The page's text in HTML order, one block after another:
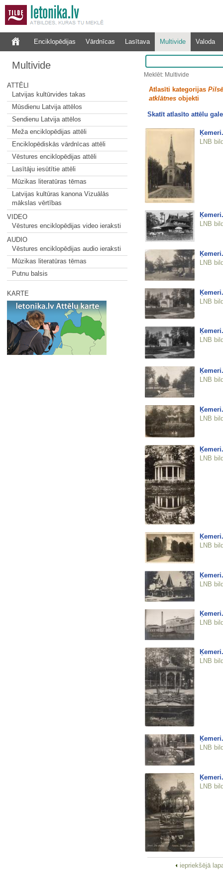
Enciklopēdijas Vārdnīcas Lasītava Multivide Valoda
Multivide
ATTĒLI
Latvijas kultūrvides takas
Mūsdienu Latvija attēlos
Sendienu Latvija attēlos
Meža enciklopēdijas attēli
Enciklopēdiskās vārdnīcas attēli
Vēstures enciklopēdijas attēli
Lasītāju iesūtītie attēli
Mūzikas literatūras tēmas
Latvijas kultūras kanona Vizuālās
mākslas vērtības
VIDEO
Vēstures enciklopēdijas video ieraksti
AUDIO
Vēstures enciklopēdijas audio ieraksti
Mūzikas literatūras tēmas
Putnu balsis
KARTE
Meklēt: Multivide
Atlasīti kategorijas
atklātnesobjekti
Skatīt atlasīto attēlu
LNB
LNB
LNB
LNB
LNB
LNB
LNB
LNB
LNB
LNB
LNB
LNB
LNB
LNB
iepriekšējā